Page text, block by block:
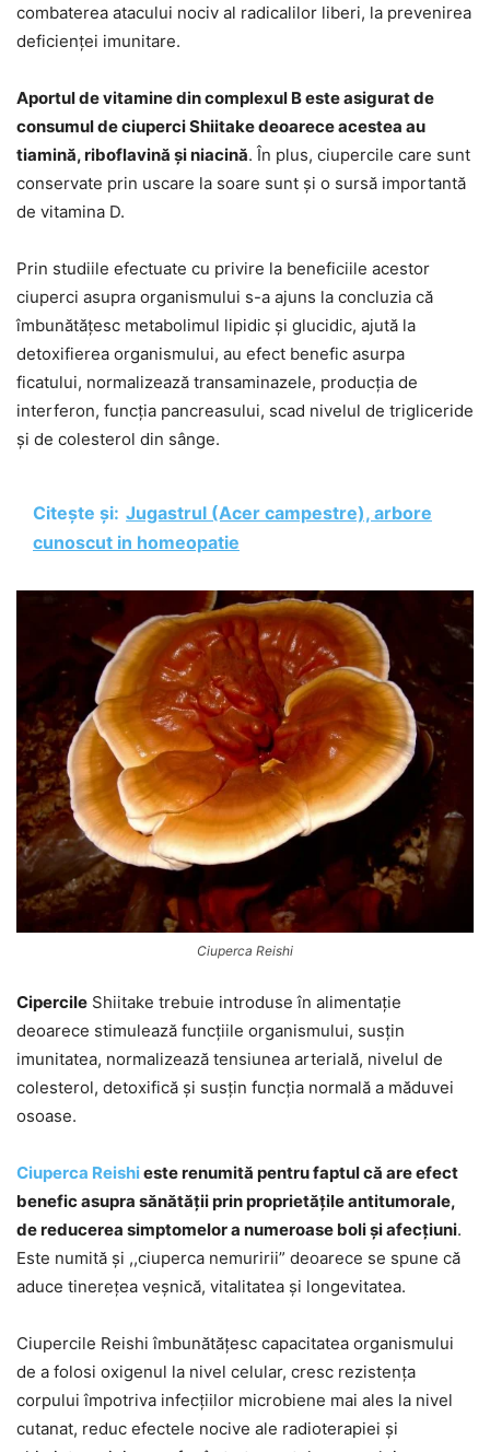
combaterea atacului nociv al radicalilor liberi, la prevenirea
deficienței imunitare.
Aportul de vitamine din complexul B este asigurat de
consumul de ciuperci Shiitake deoarece acestea au
tiamină, riboflavină și niacină. În plus, ciupercile care sunt
conservate prin uscare la soare sunt și o sursă importantă
de vitamina D.
Prin studiile efectuate cu privire la beneficiile acestor
ciuperci asupra organismului s-a ajuns la concluzia că
îmbunătățesc metabolimul lipidic și glucidic, ajută la
detoxifierea organismului, au efect benefic asurpa
ficatului, normalizează transaminazele, producția de
interferon, funcția pancreasului, scad nivelul de trigliceride
și de colesterol din sânge.
Citește și: Jugastrul (Acer campestre), arbore
cunoscut in homeopatie
Ciuperca Reishi
Cipercile Shiitake trebuie introduse în alimentație
deoarece stimulează funcțiile organismului, susțin
imunitatea, normalizează tensiunea arterială, nivelul de
colesterol, detoxifică și susțin funcția normală a măduvei
osoase.
Ciuperca Reishieste renumită pentru faptul că are efect
benefic asupra sănătății prin proprietățile antitumorale,
de reducerea simptomelor a numeroase boli și afecțiuni.
Este numită și ,,ciuperca nemuririi” deoarece se spune că
aduce tinerețea veșnică, vitalitatea și longevitatea.
Ciupercile Reishi îmbunătățesc capacitatea organismului
de a folosi oxigenul la nivel celular, cresc rezistența
corpului împotriva infecțiilor microbiene mai ales la nivel
cutanat, reduc efectele nocive ale radioterapiei și